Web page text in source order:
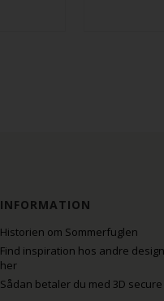
INFORMATION
Historien om Sommerfuglen
Find inspiration hos andre
her
Sådan betaler du med 3D secure